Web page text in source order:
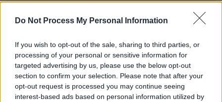
Do Not Process My Personal Information
If you wish to opt-out of the sale, sharing to third parties, or
processing of your personal or sensitive information for
targeted advertising by us, please use the below opt-out
section to confirm your selection. Please note that after your
opt-out request is processed you may continue seeing
interest-based ads based on personal information utilized by
Ο Ρόκκος απαντά στην «οργή» του
Άδωνι: «Είπατε ότι με συμπαθείτε
πολύ, μακάρι να μπορούσα να πω κι
εγώ το ίδιο»